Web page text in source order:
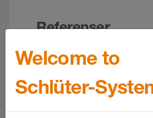
Referenser
Från småhus till stora
intelligenta lösningar
Systems som bidrar till
formspråk och lång
Welcome to
Schlüter-